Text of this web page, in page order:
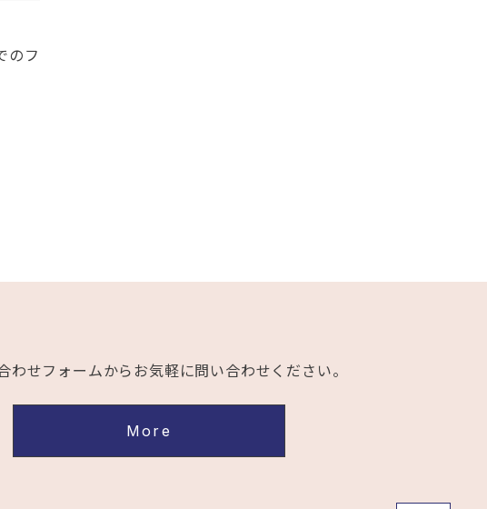
のフ
わせフォームからお気軽に問い合わせください。
More